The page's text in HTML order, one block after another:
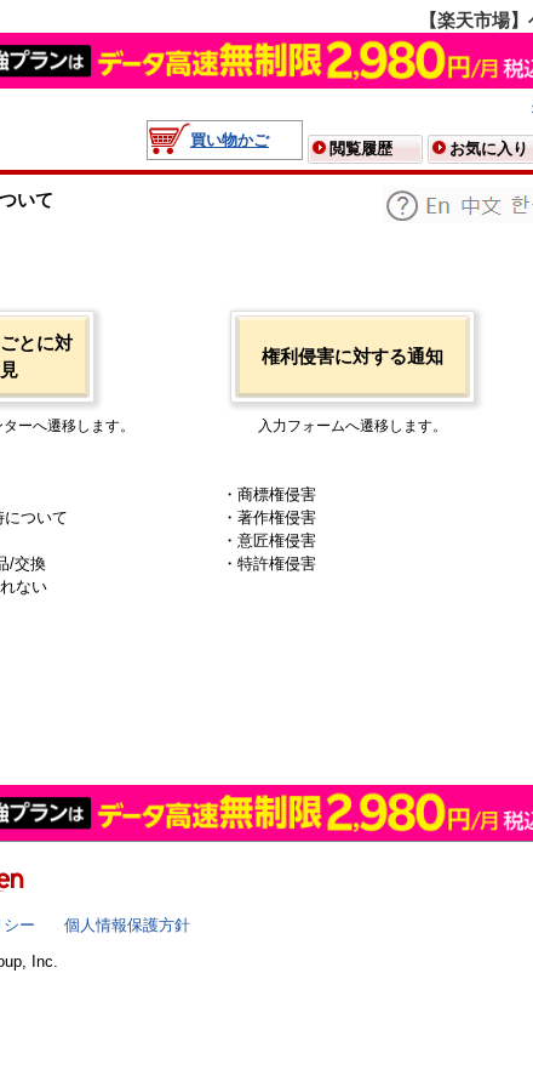
【楽天市場
買い物かご
閲覧履歴 お気に入り
いて
とに対
ーへ遷移します。
について
/交換
ない
権利侵害に対する通知
入力フォームへ遷移します。
・商標権侵害
・著作権侵害
・意匠権侵害
・特許権侵害
ー
個人情報保護方針
Inc.